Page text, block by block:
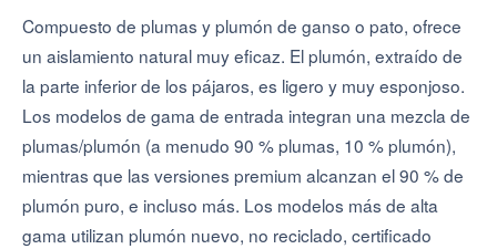
Compuesto de plumas y plumón de ganso o pato, ofrece
un aislamiento natural muy eficaz. El plumón, extraído de
la parte inferior de los pájaros, es ligero y muy esponjoso.
Los modelos de gama de entrada integran una mezcla de
plumas/plumón (a menudo 90 % plumas, 10 % plumón),
mientras que las versiones premium alcanzan el 90 % de
plumón puro, e incluso más. Los modelos más de alta
gama utilizan plumón nuevo, no reciclado, certificado